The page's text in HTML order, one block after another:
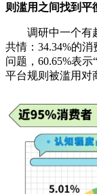
则滥用之间找到平
调研中一个有趣
共情：34.34%的
问题，60.65%表
平台规则被滥用对